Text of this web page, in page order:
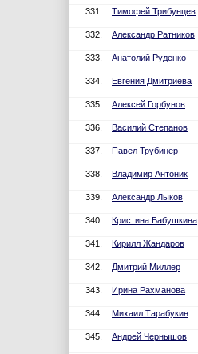
331. Тимофей Трибунцев
332. Александр Ратников
333. Анатолий Руденко
334. Евгения Дмитриева
335. Алексей Горбунов
336. Василий Степанов
337. Павел Трубинер
338. Владимир Антоник
339. Александр Лыков
340. Кристина Бабушкина
341. Кирилл Жандаров
342. Дмитрий Миллер
343. Ирина Рахманова
344. Михаил Тарабукин
345. Андрей Чернышов